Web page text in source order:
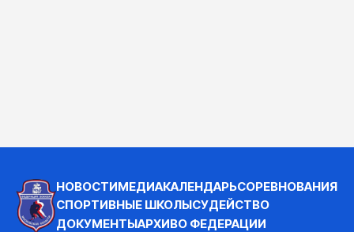
НОВОСТИМЕДИАКАЛЕНДАРЬСОРЕВНОВАНИЯ
СПОРТИВНЫЕ ШКОЛЫСУДЕЙСТВО
ДОКУМЕНТЫАРХИВО ФЕДЕРАЦИИ